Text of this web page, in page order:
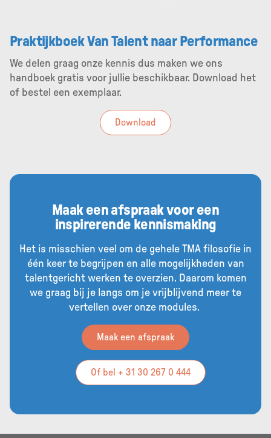
Praktijkboek Van Talent naar Performance
We delen graag onze kennis dus maken we ons
handboek gratis voor jullie beschikbaar. Download het
of bestel een exemplaar.
Download
Maak een afspraak voor een
inspirerende kennismaking
Het is misschien veel om de gehele TMA filosofie in
één keer te begrijpen en alle mogelijkheden van
talentgericht werken te overzien. Daarom komen
we graag bij je langs om je vrijblijvend meer te
vertellen over onze modules.
Maak een afspraak
Of bel + 31 30 267 0 444